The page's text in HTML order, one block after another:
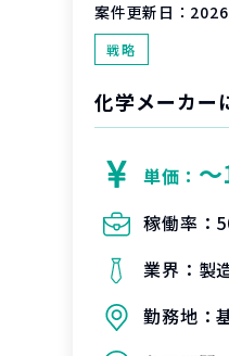
案件更新日：
戦略
単価：
稼働率：
業界： 製
勤務地：